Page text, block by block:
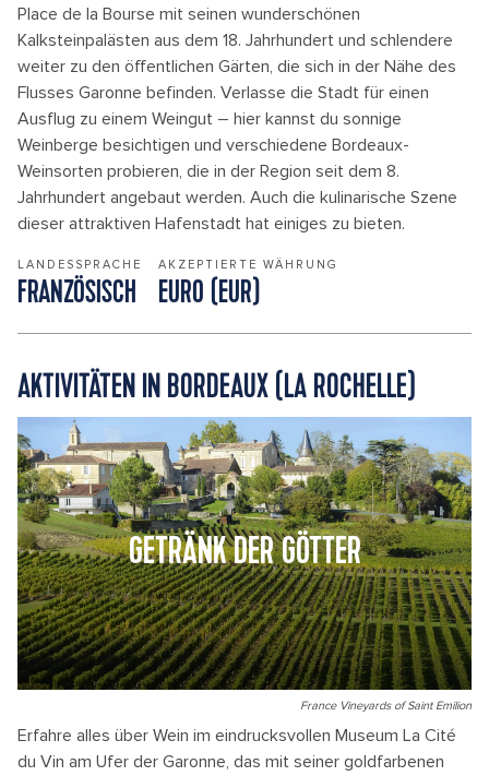
Place de la Bourse mit seinen wunderschönen
Kalksteinpalästen aus dem 18. Jahrhundert und schlendere
weiter zu den öffentlichen Gärten, die sich in der Nähe des
Flusses Garonne befinden. Verlasse die Stadt für einen
Ausflug zu einem Weingut – hier kannst du sonnige
Weinberge besichtigen und verschiedene Bordeaux-
Weinsorten probieren, die in der Region seit dem 8.
Jahrhundert angebaut werden. Auch die kulinarische Szene
dieser attraktiven Hafenstadt hat einiges zu bieten.
LANDESSPRACHE
FRANZÖSISCH
AKZEPTIERTE WÄHRUNG
EURO (EUR)
AKTIVITÄTEN IN BORDEAUX (LA ROCHELLE)
GETRÄNK DER GÖTTER
France Vineyards of Saint Emilion
Erfahre alles über Wein im eindrucksvollen Museum La Cité
du Vin am Ufer der Garonne, das mit seiner goldfarbenen